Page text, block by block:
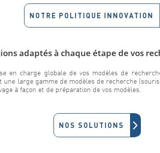
NOTRE POLITIQUE INNOVATION
adaptés à chaque étape de vos
en charge globale de vos modèles de
une large gamme de modèles de recherche
à façon et de préparation de vos modèles.
NOS SOLUTIONS